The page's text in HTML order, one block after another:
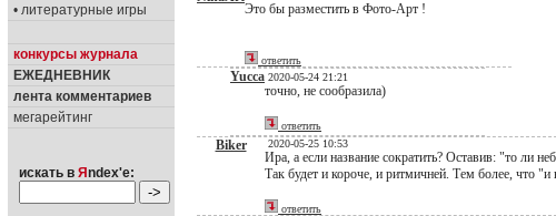
• литературные игры
конкурсы журнала
ЕЖЕДНЕВНИК
лента комментариев
мегарейтинг
искать в Я ndex'е:
Это бы разместить в Фото-Арт !
ответить
Yucca 2020-05-24 21:21
точно, не сообразила)
ответить
Biker 2020-05-25 10:53
Ира, а если название сократить? Оставив: "то ли
Так будет и короче, и ритмичней. Тем более, что "и
ответить